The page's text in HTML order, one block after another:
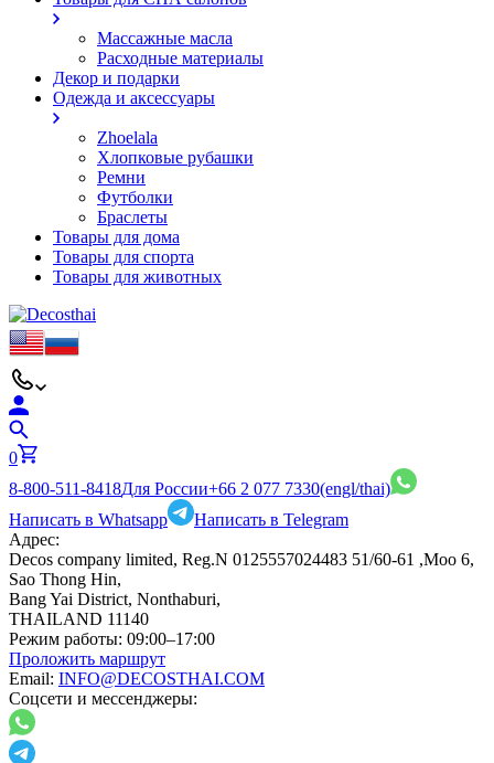
Массажные масла
Расходные материалы
Декор и подарки
Одежда и аксессуары
Zhoelala
Хлопковые рубашки
Ремни
Футболки
Браслеты
Товары для дома
Товары для спорта
Товары для животных
0
8-800-511-8418Для России+66 2 077 7330(engl/thai)
Написать в Whatsapp
Написать в Telegram
Адрес:
Decos company limited, Reg.N 0125557024483 51/60-61 ,Moo 6,
Sao Thong Hin,
Bang Yai District, Nonthaburi,
THAILAND 11140
Режим работы: 09:00–17:00
Проложить маршрут
Email: INFO@DECOSTHAI.COM
Соцсети и мессенджеры: